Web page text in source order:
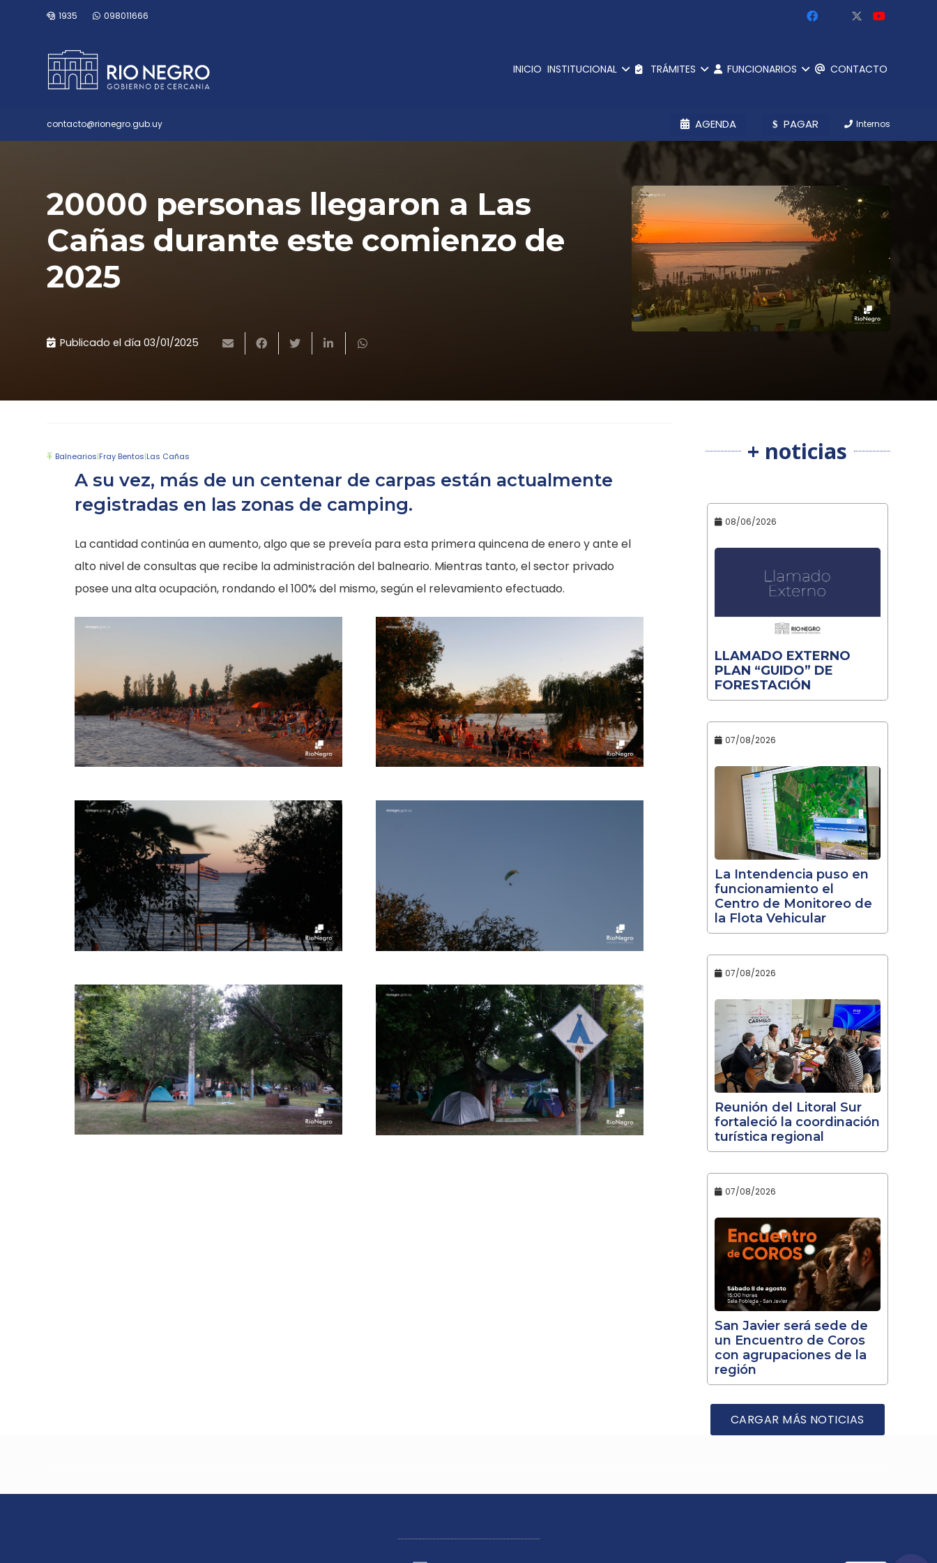
1935 098011666
INICIO INSTITUCIONAL TRÁMITES FUNCIONARIOS CONTACTO
contacto@rionegro.gub.uy AGENDA PAGAR Internos
20000 personas llegaron a Las
Cañas durante este comienzo de
2025
Publicado el día 03/01/2025
Balnearios|Fray Bentos|Las Cañas
A su vez, más de un centenar de carpas están actualmente
registradas en las zonas de camping.
La cantidad continúa en aumento, algo que se preveía para esta primera quincena de enero y ante el
alto nivel de consultas que recibe la administración del balneario. Mientras tanto, el sector privado
posee una alta ocupación, rondando el 100% del mismo, según el relevamiento efectuado.
+ noticias
08/06/2026
LLAMADO EXTERNO
PLAN “GUIDO” DE
FORESTACIÓN
07/08/2026
La Intendencia puso en
funcionamiento el
Centro de Monitoreo de
la Flota Vehicular
07/08/2026
Reunión del Litoral Sur
fortaleció la coordinación
turística regional
07/08/2026
San Javier será sede de
un Encuentro de Coros
con agrupaciones de la
región
CARGAR MÁS NOTICIAS